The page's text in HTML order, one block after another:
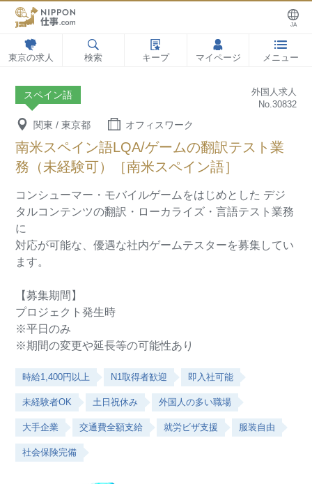
東京の求人 検索 キープ マイページ メニュー
JA
スペイン語
外国人求人
No.30832
関東 / 東京都 オフィスワーク
南米スペイン語LQA/ゲームの翻訳テスト業
務（未経験可）［南米スペイン語］
コンシューマー・モバイルゲームをはじめとした デジ
タルコンテンツの翻訳・ローカライズ・言語テスト業務
に
対応が可能な、優遇な社内ゲームテスターを募集してい
ます。
【募集期間】
プロジェクト発生時
※平日のみ
※期間の変更や延長等の可能性あり
時給1,400円以上 N1取得者歓迎 即入社可能
未経験者OK 土日祝休み 外国人の多い職場
大手企業 交通費全額支給 就労ビザ支援 服装自由
社会保険完備